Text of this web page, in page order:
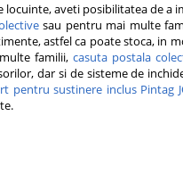
aveti posibilitatea de a
sau pentru mai multe
astfel ca poate stoca, in
familii,casuta postala
dar si de sisteme de
pentru sustinere inclus Pintag